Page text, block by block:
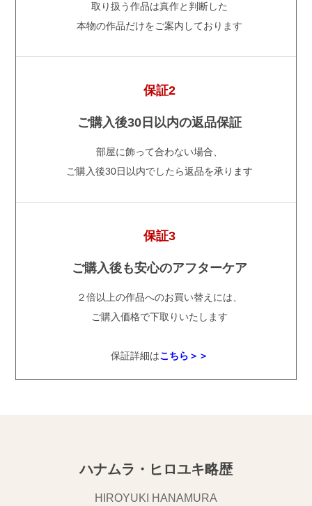
取り扱う作品は真作と判断した
本物の作品だけをご案内しております
保証2
ご購入後30日以内の返品保証
部屋に飾って合わない場合、
ご購入後30日以内でしたら返品を承ります
保証3
ご購入後も安心のアフターケア
２倍以上の作品へのお買い替えには、
ご購入価格で下取りいたします
保証詳細はこちら＞＞
ハナムラ・ヒロユキ略歴
HIROYUKI HANAMURA